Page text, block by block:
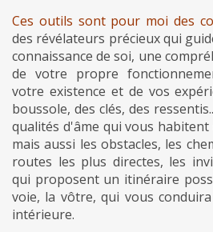
Ces outils sont pour moi des
des révélateurs précieux qui
connaissance de soi, une
de votre propre
votre existence et de vos
boussole, des clés, des
qualités d'âme qui vous
mais aussi les obstacles, les
routes les plus directes, les
qui proposent un itinéraire
voie, la vôtre, qui vous
intérieure.